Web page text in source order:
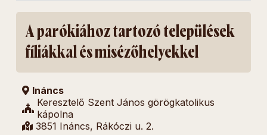
A parókiához tartozó települések
fíliákkal és misézőhelyekkel
Ináncs
Keresztelő Szent János görögkatolikus
kápolna
3851 Ináncs, Rákóczi u. 2.